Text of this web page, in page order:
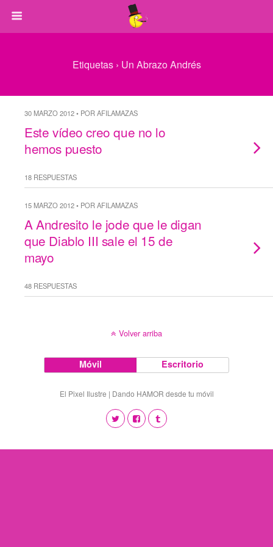
Etiquetas › Un Abrazo Andrés
30 MARZO 2012 • POR AFILAMAZAS
Este vídeo creo que no lo
hemos puesto
18 RESPUESTAS
15 MARZO 2012 • POR AFILAMAZAS
A Andresito le jode que le digan
que Diablo III sale el 15 de
mayo
48 RESPUESTAS
Volver arriba
Móvil Escritorio
El Pixel Ilustre | Dando HAMOR desde tu móvil